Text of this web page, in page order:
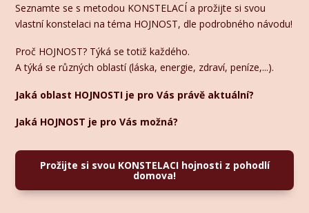
Seznamte se s metodou KONSTELACÍ a prožijte si svou
vlastní konstelaci na téma HOJNOST, dle podrobného návodu!
Proč HOJNOST? Týká se totiž každého.
A týká se různých oblastí (láska, energie, zdraví, peníze,...).
Jaká oblast HOJNOSTI je pro Vás právě aktuální?
Jaká HOJNOST je pro Vás možná?
Prožijte si svou KONSTELACI hojnosti z pohodlí
domova!